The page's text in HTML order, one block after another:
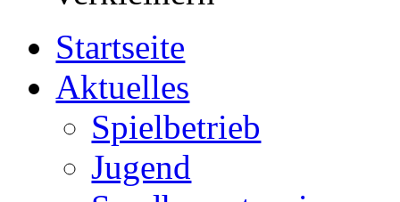
Startseite
Aktuelles
Spielbetrieb
Jugend